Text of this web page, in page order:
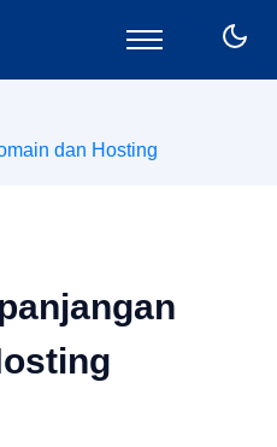
dan Hosting